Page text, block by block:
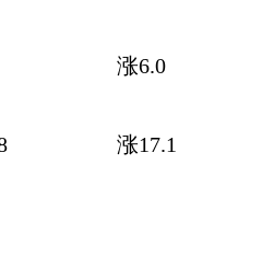
涨6.0
涨17.1